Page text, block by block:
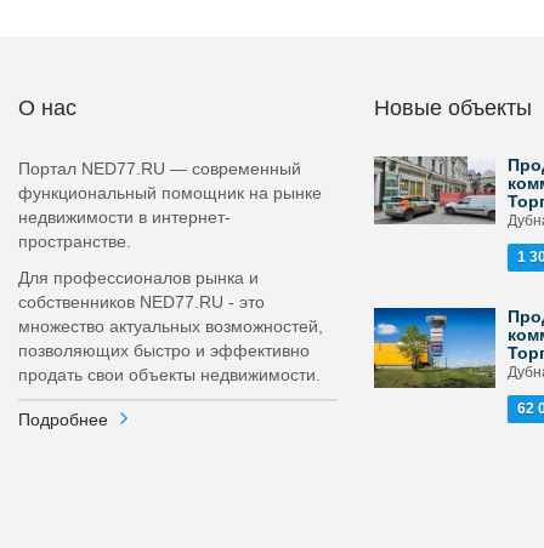
О нас
Портал NED77.RU — современный
функциональный помощник на рынке
недвижимости в интернет-
пространстве.
Для профессионалов рынка и
собственников NED77.RU - это
множество актуальных возможностей,
позволяющих быстро и эффективно
продать свои объекты недвижимости.
Подробнее
Новые объекты
1
62